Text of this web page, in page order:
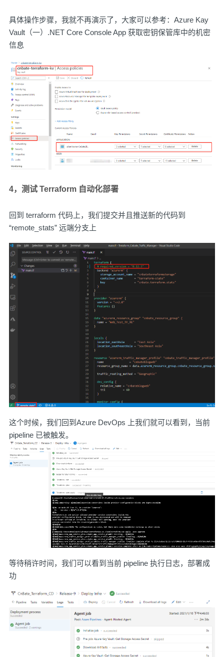
具体操作步骤，我就不再演示了，大家可以参考： Azure Kay
Vault（一）.NET Core Console App 获取密钥保管库中的机密
信息
4，测试 Terraform 自动化部署
回到 terraform 代码上，我们提交并且推送新的代码到
“remote_stats” 远端分支上
这个时候，我们回到Azure DevOps 上我们就可以看到，当前
pipeline 已被触发。
等待稍许时间，我们可以看到当前 pipeline 执行日志，部署成
功